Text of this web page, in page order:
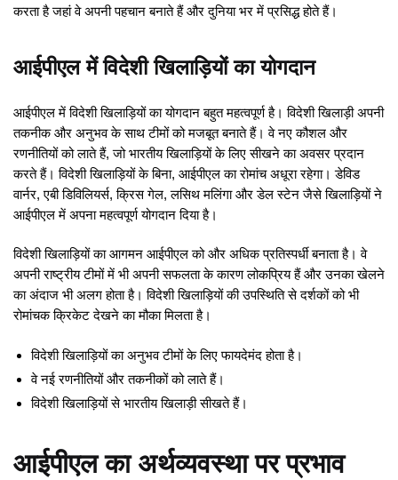
करता है जहां वे अपनी पहचान बनाते हैं और दुनिया भर में प्रसिद्ध होते हैं।
आईपीएल में विदेशी खिलाड़ियों का योगदान
आईपीएल में विदेशी खिलाड़ियों का योगदान बहुत महत्वपूर्ण है। विदेशी खिलाड़ी अपनी
तकनीक और अनुभव के साथ टीमों को मजबूत बनाते हैं। वे नए कौशल और
रणनीतियों को लाते हैं, जो भारतीय खिलाड़ियों के लिए सीखने का अवसर प्रदान
करते हैं। विदेशी खिलाड़ियों के बिना, आईपीएल का रोमांच अधूरा रहेगा। डेविड
वार्नर, एबी डिविलियर्स, क्रिस गेल, लसिथ मलिंगा और डेल स्टेन जैसे खिलाड़ियों ने
आईपीएल में अपना महत्वपूर्ण योगदान दिया है।
विदेशी खिलाड़ियों का आगमन आईपीएल को और अधिक प्रतिस्पर्धी बनाता है। वे
अपनी राष्ट्रीय टीमों में भी अपनी सफलता के कारण लोकप्रिय हैं और उनका खेलने
का अंदाज भी अलग होता है। विदेशी खिलाड़ियों की उपस्थिति से दर्शकों को भी
रोमांचक क्रिकेट देखने का मौका मिलता है।
विदेशी खिलाड़ियों का अनुभव टीमों के लिए फायदेमंद होता है।
वे नई रणनीतियों और तकनीकों को लाते हैं।
विदेशी खिलाड़ियों से भारतीय खिलाड़ी सीखते हैं।
आईपीएल का अर्थव्यवस्था पर प्रभाव